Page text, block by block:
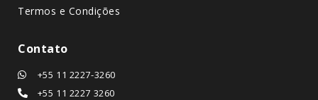
Termos e Condições
Contato
+55 11 2227-3260
+55 11 2227 3260